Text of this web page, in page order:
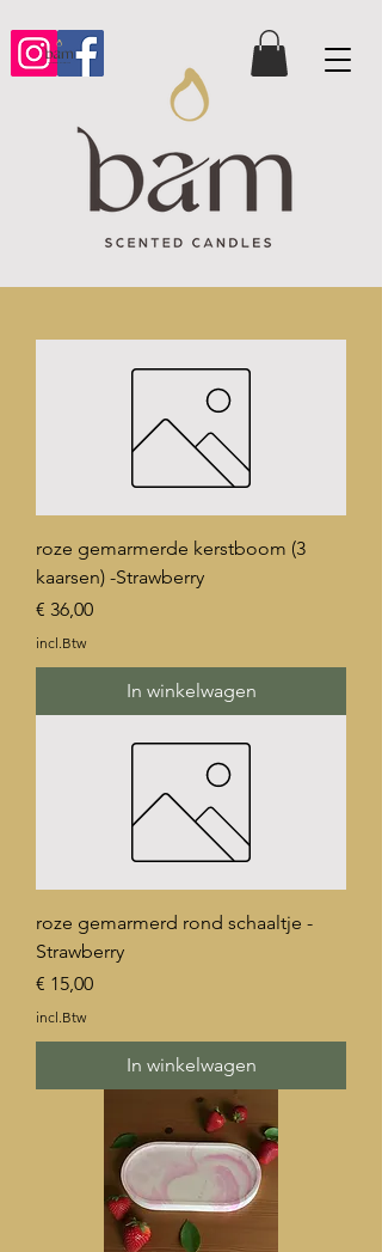
roze gemarmerde kerstboom (3
kaarsen) -Strawberry
Prijs
€ 36,00
incl.Btw
In winkelwagen
roze gemarmerd rond schaaltje -
Strawberry
Prijs
€ 15,00
incl.Btw
In winkelwagen